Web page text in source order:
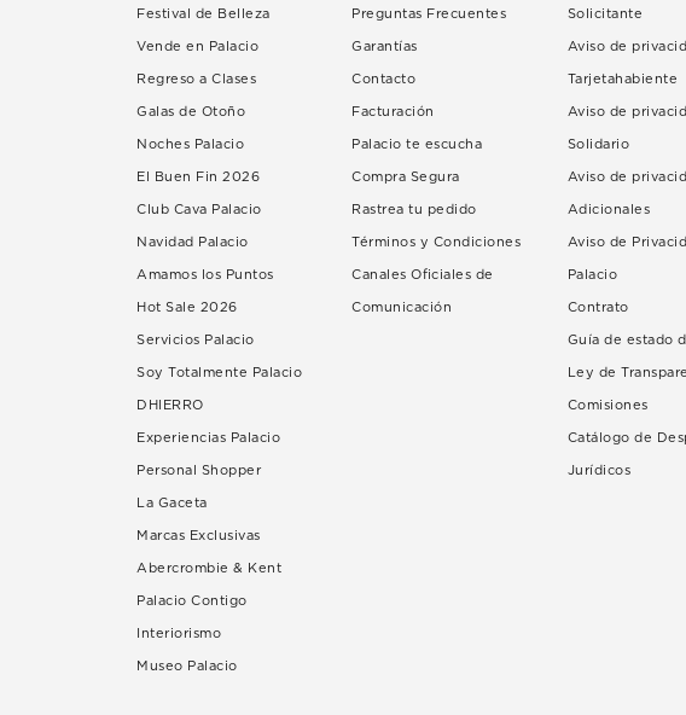
Festival de Belleza
Vende en Palacio
Regreso a Clases
Galas de Otoño
Noches Palacio
El Buen Fin 2026
Club Cava Palacio
Navidad Palacio
Amamos los Puntos
Hot Sale 2026
Servicios Palacio
Soy Totalmente Palacio
DHIERRO
Experiencias Palacio
Personal Shopper
La Gaceta
Marcas Exclusivas
Abercrombie & Kent
Palacio Contigo
Interiorismo
Museo Palacio
Preguntas Frecuentes
Garantías
Contacto
Facturación
Palacio te escucha
Compra Segura
Rastrea tu pedido
Términos y Condiciones
Canales Oficiales de
Comunicación
Solicitante
Aviso de
Tarjetahabiente
Aviso de
Solidario
Aviso de
Adicionales
Aviso de
Palacio
Contrato
Guía de estado
Ley de
Comisiones
Catálogo de
Jurídicos